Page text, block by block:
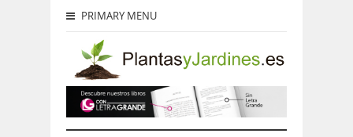
PRIMARY MENU